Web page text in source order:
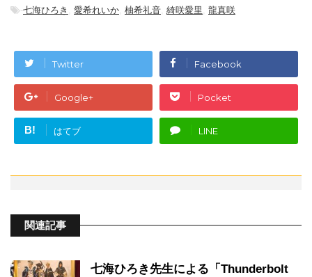
-七海ひろき , 愛希れいか, 柚希礼音, 綺咲愛里, 龍真咲
Twitter Facebook
Google+ Pocket
B! はてブ LINE
関連記事
七海ひろき先生による「Thunderbolt